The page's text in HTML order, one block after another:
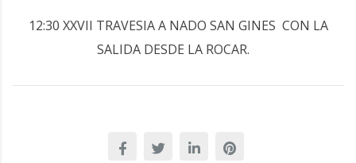
12:30 XXVII TRAVESIA A NADO SAN GINES CON LA
SALIDA DESDE LA ROCAR.